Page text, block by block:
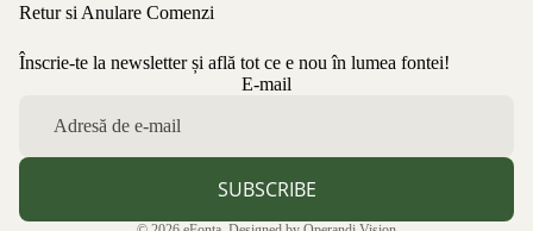
Retur si Anulare Comenzi
Înscrie-te la newsletter și află tot ce e nou în lumea fontei!
E-mail
SUBSCRIBE
Politica de confidențialitate